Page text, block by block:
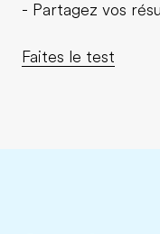
- Partagez vos
Faites le test